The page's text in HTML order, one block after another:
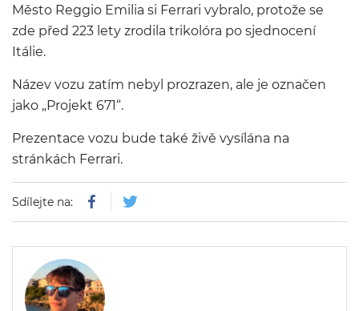
Město Reggio Emilia si Ferrari vybralo, protože se
zde před 223 lety zrodila trikolóra po sjednocení
Itálie.
Název vozu zatím nebyl prozrazen, ale je označen
jako „Projekt 671“.
Prezentace vozu bude také živě vysílána na
stránkách Ferrari.
Sdílejte na: